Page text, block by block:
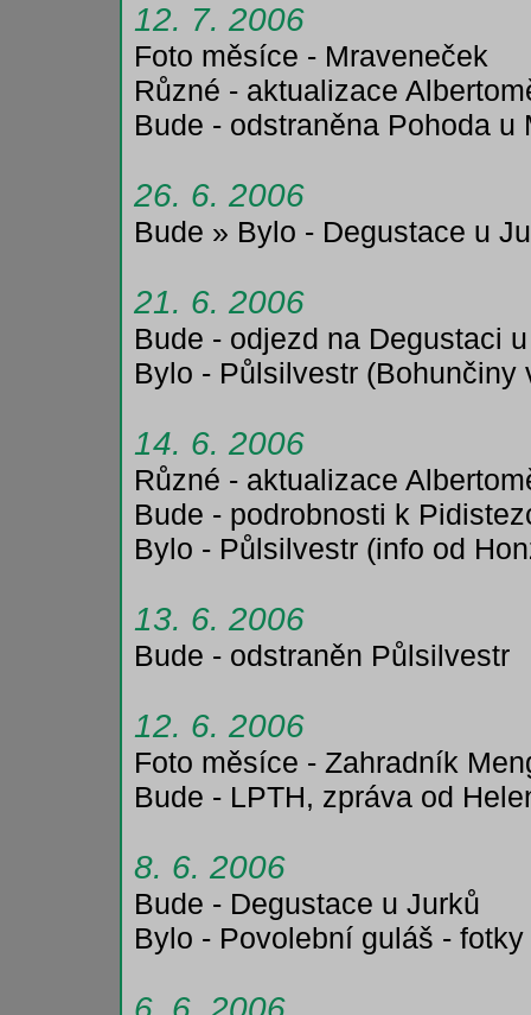
12. 7. 2006
Foto měsíce - Mraveneček
Různé - aktualizace
Bude - odstraněna Pohoda
26. 6. 2006
Bude » Bylo - Degustace u
21. 6. 2006
Bude - odjezd na Degustaci
Bylo - Půlsilvestr (Bohunčiny
14. 6. 2006
Různé - aktualizace
Bude - podrobnosti k
Bylo - Půlsilvestr (info od
13. 6. 2006
Bude - odstraněn Půlsilvestr
12. 6. 2006
Foto měsíce - Zahradník
Bude - LPTH, zpráva od
8. 6. 2006
Bude - Degustace u Jurků
Bylo - Povolební guláš -